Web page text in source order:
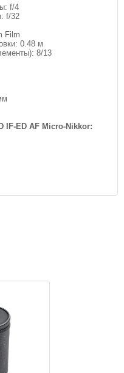
f/4
f/32
Film
0.48 м
8/13
IF-ED AF Micro-Nikkor: